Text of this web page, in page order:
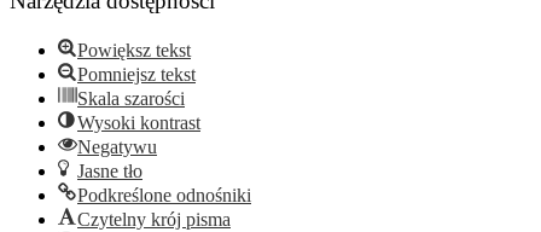
Powiększ tekst
Pomniejsz tekst
Skala szarości
Wysoki kontrast
Negatywu
Jasne tło
Podkreślone odnośniki
Czytelny krój pisma